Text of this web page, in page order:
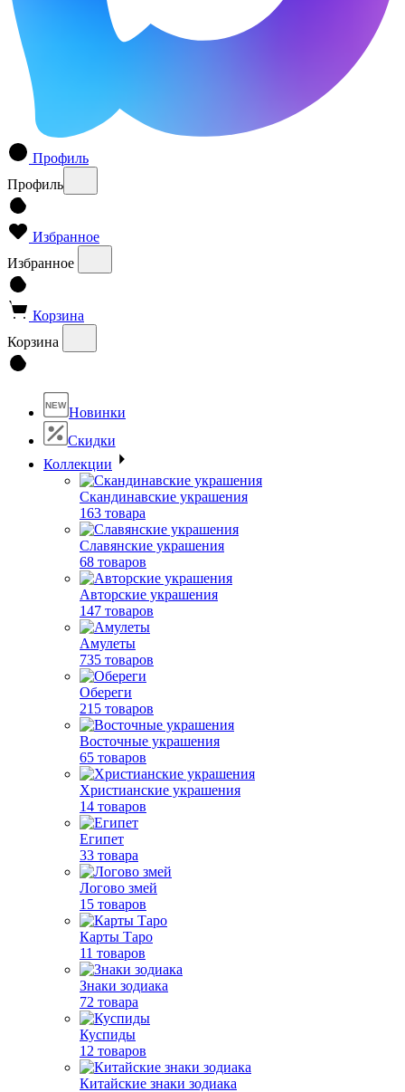
Профиль
Профиль
Избранное
Избранное
Корзина
Корзина
NEW Новинки
Скидки
Коллекции
Скандинавские украшения
163 товара
Славянские украшения
68 товаров
Авторские украшения
147 товаров
Амулеты
735 товаров
Обереги
215 товаров
Восточные украшения
65 товаров
Христианские украшения
14 товаров
Египет
33 товара
Логово змей
15 товаров
Карты Таро
11 товаров
Знаки зодиака
72 товара
Куспиды
12 товаров
Китайские знаки зодиака